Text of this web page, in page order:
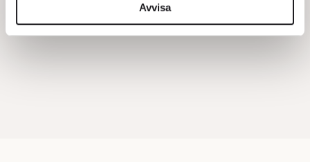
information från din enhet till de sociala medier och
annons- och analysföretag som vi samarbetar med.
Dessa kan i sin tur kombinera informationen med annan
Avvisa